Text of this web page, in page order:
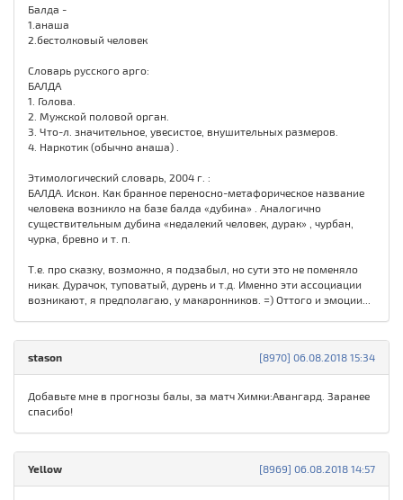
Балда -
1.анаша
2.бестолковый человек
Словарь русского арго:
БАЛДА
1. Голова.
2. Мужской половой орган.
3. Что-л. значительное, увесистое, внушительных размеров.
4. Наркотик (обычно анаша) .
Этимологический словарь, 2004 г. :
БАЛДА. Искон. Как бранное переносно-метафорическое название
человека возникло на базе балда «дубина» . Аналогично
существительным дубина «недалекий человек, дурак» , чурбан,
чурка, бревно и т. п.
Т.е. про сказку, возможно, я подзабыл, но сути это не поменяло
никак. Дурачок, туповатый, дурень и т.д. Именно эти ассоциации
возникают, я предполагаю, у макаронников. =) Оттого и эмоции...
[8970] 06.08.2018 15:34
stason
Добавьте мне в прогнозы балы, за матч Химки:Авангард. Заранее
спасибо!
[8969] 06.08.2018 14:57
Yellow